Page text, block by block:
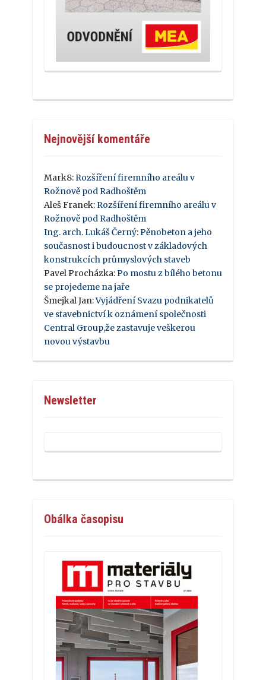
Nejnovější komentáře
Mark8: Rozšíření firemního areálu v
Rožnově pod Radhoštěm
Aleš Franek: Rozšíření firemního areálu v
Rožnově pod Radhoštěm
Ing. arch. Lukáš Černý: Pěnobeton a jeho
současnost i budoucnost v základových
konstrukcích průmyslových staveb
Pavel Procházka: Po mostu z bílého betonu
se projedeme na jaře
Šmejkal Jan:Vyjádření Svazu podnikatelů
ve stavebnictví k oznámení společnosti
Central Group,že zastavuje veškerou
novou výstavbu
Newsletter
Obálka časopisu